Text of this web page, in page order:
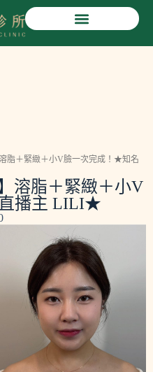
緻＋小V臉一次完成！★知
溶脂＋緊緻＋小V臉一次完成！★知名
溶脂＋緊緻＋小V
播主 LILI★